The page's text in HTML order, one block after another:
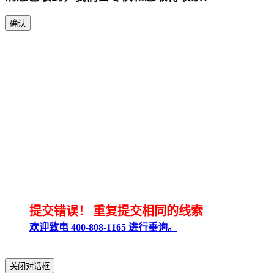
确认
提交错误！ 重复提交相同的线索
欢迎致电 400-808-1165 进行垂询。
关闭对话框